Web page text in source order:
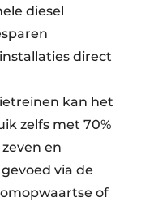
diesel
direct
kan het
zelfs met 70%
en
via de
of